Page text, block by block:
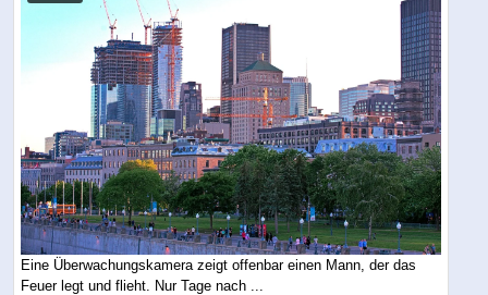
Eine Überwachungskamera zeigt offenbar einen Mann, der das
Feuer legt und flieht. Nur Tage nach ...